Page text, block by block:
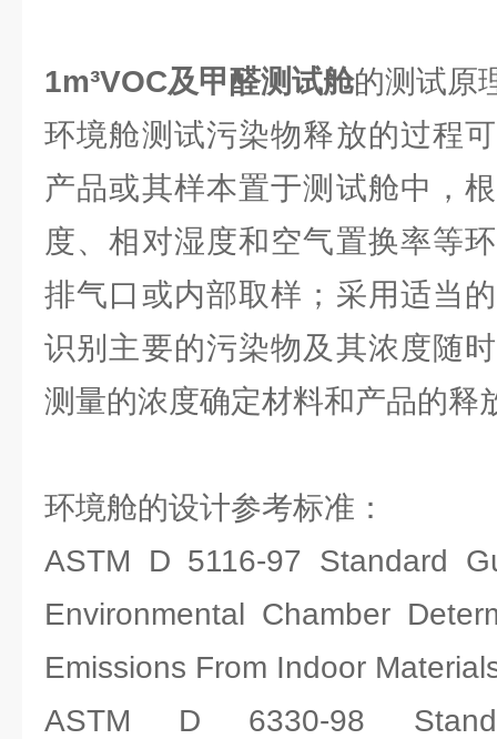
1m³VOC及甲醛测试舱的测试原
环境舱测试污染物释放的过程
产品或其样本置于测试舱中，
度、相对湿度和空气置换率等
排气口或内部取样；采用适当
识别主要的污染物及其浓度随
测量的浓度确定材料和产品的释
环境舱的设计参考标准：
ASTM D 5116-97 Standard
Environmental Chamber
Emissions From Indoor
ASTM D 6330-98